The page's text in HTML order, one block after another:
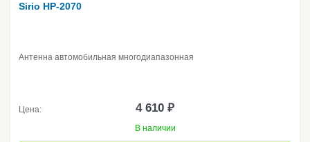
Sirio HP-2070
Антенна автомобильная многодиапазонная
Цена: 4 610 ₽
В наличии